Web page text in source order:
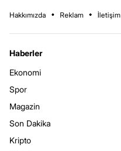
Hakkımızda Reklam İletişim
Haberler
Ekonomi
Spor
Magazin
Son Dakika
Kripto